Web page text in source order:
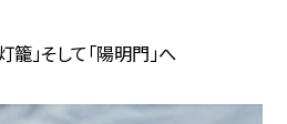
籠」そして「陽明門」へ